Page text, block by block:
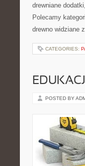
drewniane
Polecamy
drewno widziane
CATEGORIES:
POSTED BY